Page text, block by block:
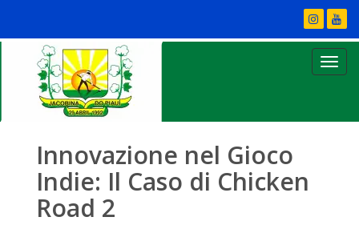
Innovazione nel Gioco
Indie: Il Caso di Chicken
Road 2